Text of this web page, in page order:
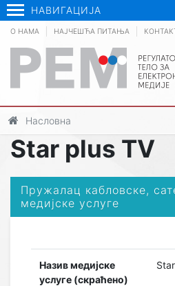
НАВИГАЦИЈА
О НАМА НАЈЧЕШЋА ПИТАЊА
Насловна
Star plus TV
Пружалац кабловске,
медијске услуге
Назив медијске
услуге (скраћено)